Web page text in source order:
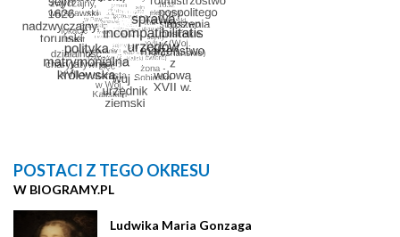
POSTACI Z TEGO OKRESU
W BIOGRAMY.PL
Ludwika Maria Gonzaga